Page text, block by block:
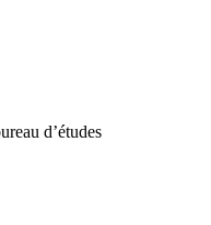
d’études